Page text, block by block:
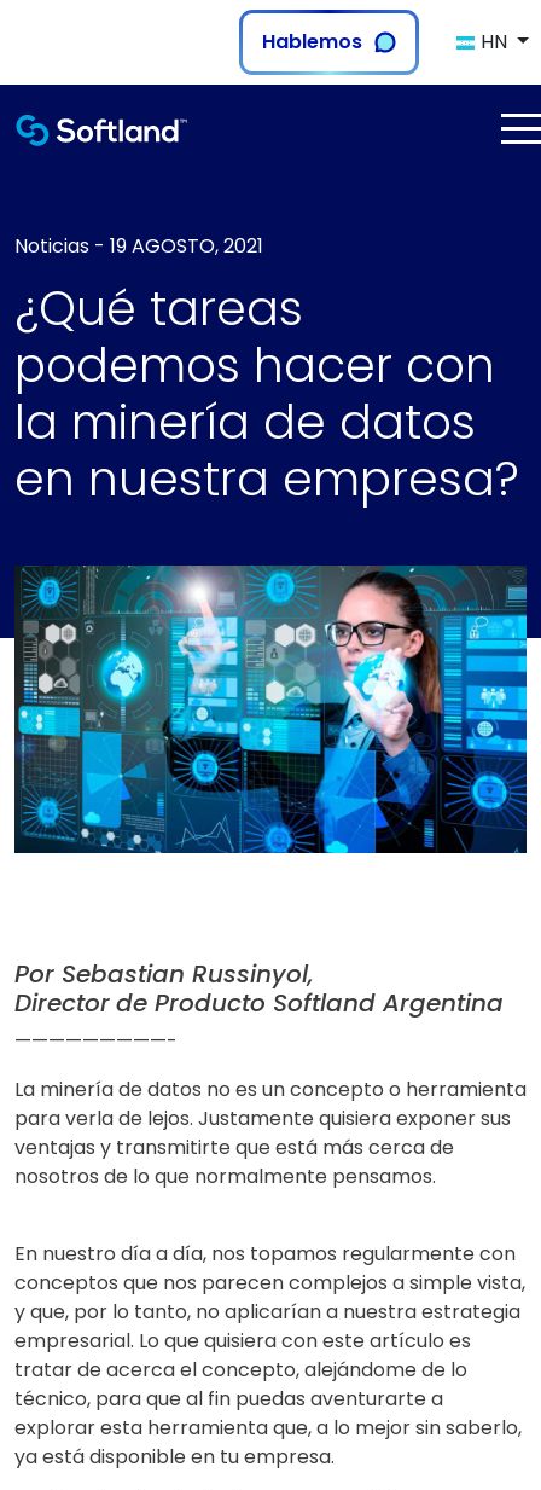
Hablemos HN
Noticias - 19 AGOSTO, 2021
¿Qué tareas
podemos hacer con
la minería de datos
en nuestra empresa?
Por Sebastian Russinyol,
Directorde Producto Softland Argentina
—————————-
La minería de datos no es un concepto o herramienta
para verla de lejos. Justamente quisiera exponer sus
ventajas y transmitirte que está más cerca de
nosotros de lo que normalmente pensamos.
En nuestro día a día, nos topamos regularmente con
conceptos que nos parecen complejos a simple vista,
y que, por lo tanto, no aplicarían a nuestra estrategia
empresarial. Lo que quisiera con este artículo es
tratar de acerca el concepto, alejándome de lo
técnico, para que al fin puedas aventurarte a
explorar esta herramienta que, a lo mejor sin saberlo,
ya está disponible en tu empresa.